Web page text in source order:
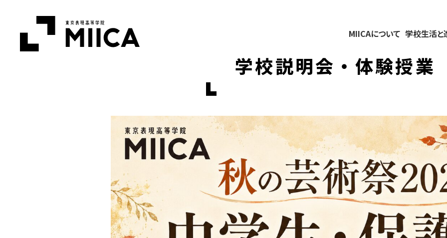
MIICAについて 学校生活と
学校説明会・体験授業